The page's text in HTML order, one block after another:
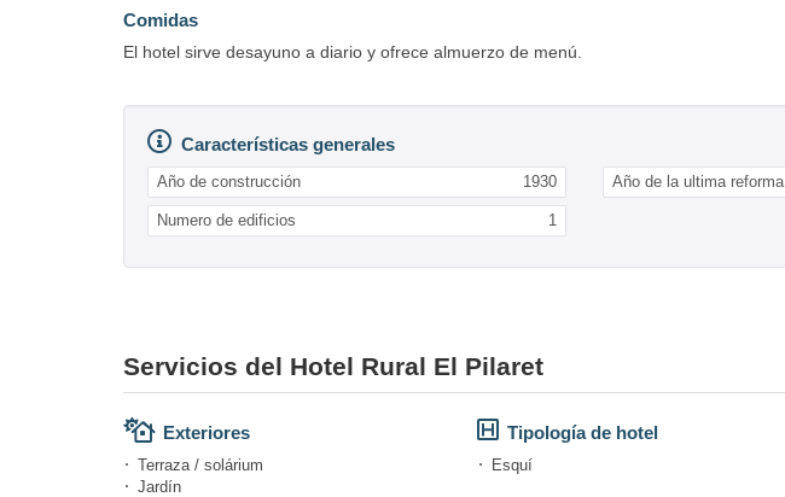
Comidas
El hotel sirve desayuno a diario y ofrece almuerzo de menú.
Características generales
Año de construcción 1930 Año de la ultima reforma
Numero de edificios 1
Servicios del Hotel Rural El Pilaret
Exteriores
Terraza / solárium
Jardín
Tipología de hotel
Esquí